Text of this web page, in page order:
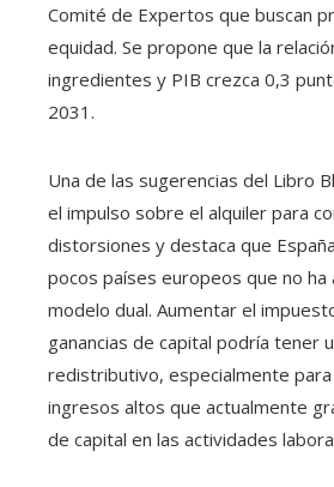
Comité de Expertos que buscan
equidad. Se propone que la
ingredientes y PIB crezca 0,3
2031.
Una de las sugerencias del Libro
el impulso sobre el alquiler para
distorsiones y destaca que
pocos países europeos que no ha
modelo dual. Aumentar el
ganancias de capital podría tener
redistributivo, especialmente para
ingresos altos que actualmente
de capital en las actividades